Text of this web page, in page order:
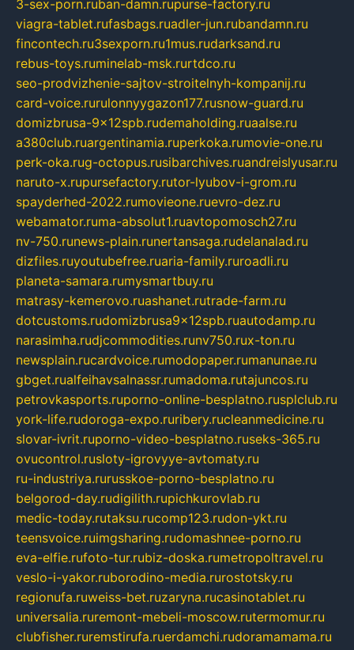
3-sex-porn.ruban-damn.rupurse-factory.ru
viagra-tablet.rufasbags.ruadler-jun.rubandamn.ru
fincontech.ru3sexporn.ru1mus.rudarksand.ru
rebus-toys.ruminelab-msk.rurtdco.ru
seo-prodvizhenie-sajtov-stroitelnyh-kompanij.ru
card-voice.rurulonnyygazon177.rusnow-guard.ru
domizbrusa-9x12spb.rudemaholding.ruaalse.ru
a380club.ruargentinamia.ruperkoka.rumovie-one.ru
perk-oka.rug-octopus.rusibarchives.ruandreislyusar.ru
naruto-x.rupursefactory.rutor-lyubov-i-grom.ru
spayderhed-2022.rumovieone.ruevro-dez.ru
webamator.ruma-absolut1.ruavtopomosch27.ru
nv-750.runews-plain.runertansaga.rudelanalad.ru
dizfiles.ruyoutubefree.ruaria-family.ruroadli.ru
planeta-samara.rumysmartbuy.ru
matrasy-kemerovo.ruashanet.rutrade-farm.ru
dotcustoms.rudomizbrusa9x12spb.ruautodamp.ru
narasimha.rudjcommodities.runv750.rux-ton.ru
newsplain.rucardvoice.rumodopaper.rumanunae.ru
gbget.rualfeihavsalnassr.rumadoma.rutajuncos.ru
petrovkasports.ruporno-online-besplatno.rusplclub.ru
york-life.rudoroga-expo.ruribery.rucleanmedicine.ru
slovar-ivrit.ruporno-video-besplatno.ruseks-365.ru
ovucontrol.rusloty-igrovyye-avtomaty.ru
ru-industriya.rurusskoe-porno-besplatno.ru
belgorod-day.rudigilith.rupichkurovlab.ru
medic-today.rutaksu.rucomp123.rudon-ykt.ru
teensvoice.ruimgsharing.rudomashnee-porno.ru
eva-elfie.rufoto-tur.rubiz-doska.rumetropoltravel.ru
veslo-i-yakor.ruborodino-media.rurostotsky.ru
regionufa.ruweiss-bet.ruzaryna.rucasinotablet.ru
universalia.ruremont-mebeli-moscow.rutermomur.ru
clubfisher.ruremstirufa.ruerdamchi.rudoramamama.ru